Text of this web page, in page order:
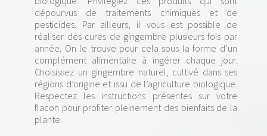
dépourvus de traitements chimiques et de
pesticides. Par ailleurs, il vous est possible de
réaliser des cures de gingembre plusieurs fois par
année. On le trouve pour cela sous la forme d’un
complément alimentaire à ingérer chaque jour.
Choisissez un gingembre naturel, cultivé dans ses
régions d’origine et issu de l’agriculture biologique.
Respectez les instructions présentes sur votre
flacon pour profiter pleinement des bienfaits de la
plante.